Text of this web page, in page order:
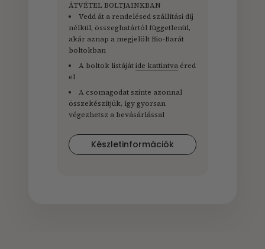
ÁTVÉTEL BOLTJAINKBAN
Vedd át a rendelésed szállítási díj
nélkül, összeghatártól függetlenül,
akár aznap a megjelölt Bio-Barát
boltokban
A boltok listájátide kattintva éred
el
A csomagodat szinte azonnal
összekészítjük, így gyorsan
végezhetsz a bevásárlással
Készletinformációk